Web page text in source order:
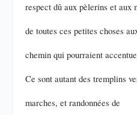
respect dû aux pèlerins et aux
de toutes ces petites choses
chemin qui pourraient
Ce sont autant des tremplins
marches, et randonnées de